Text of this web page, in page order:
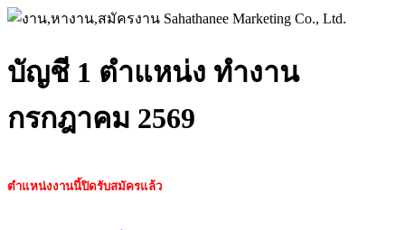
บัญชี 1 ตำแหน่ง ทำงาน
กรกฎาคม 2569
ตำแหน่งงานนี้ปิดรับสมัครแล้ว